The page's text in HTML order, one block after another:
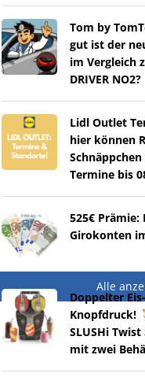
Tom by
gut ist der
im Vergleich
DRIVER NO2?
Lidl Outlet
hier können
Termine bis
525€ Prämie:
Girokonten
Alle
Doppelter
Knopfdruck!
SLUSHi
mit zwei